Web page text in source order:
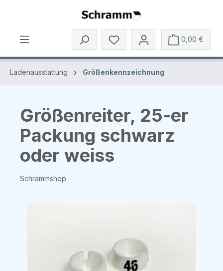
Zum Hauptinhalt springen
0,00 €
Ladenausstattung Größenkennzeichnung
Größenreiter, 25-er
Packung schwarz
oder weiss
Schrammshop